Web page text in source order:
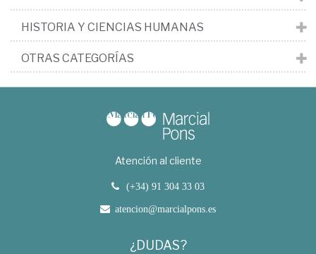
HISTORIA Y CIENCIAS HUMANAS
OTRAS CATEGORÍAS
Atención al cliente
(+34) 91 304 33 03
atencion@marcialpons.es
¿DUDAS?